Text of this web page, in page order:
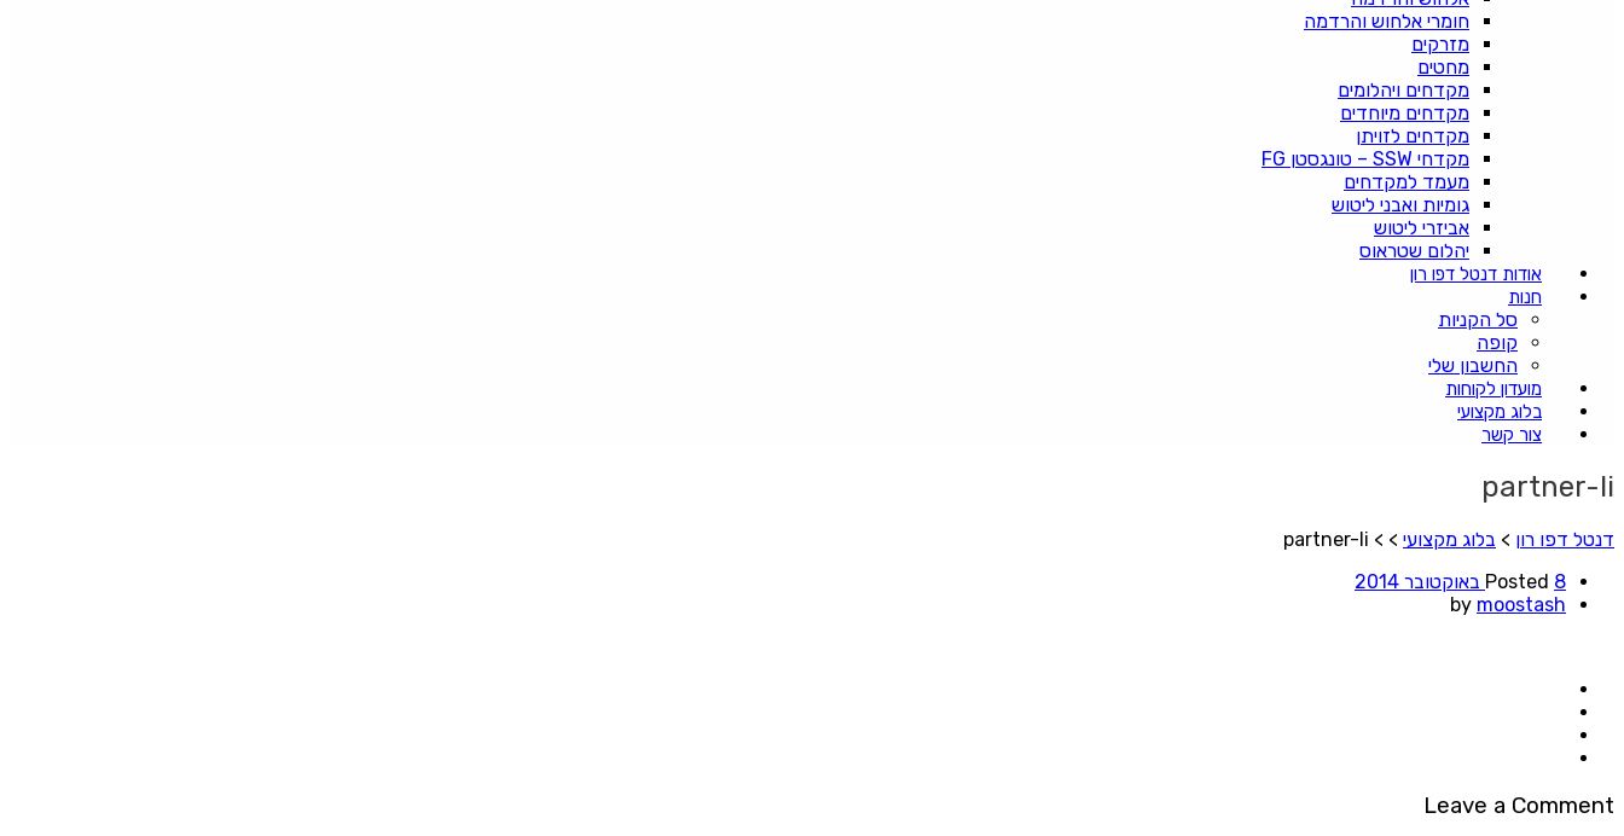
חומרי אלחוש והרדמה
מזרקים
מחטים
מקדחים ויהלומים
מקדחים מיוחדים
מקדחים לזויתן
מקדחי SSW – טונגסטן FG
מעמד למקדחים
גומיות ואבני ליטוש
אביזרי ליטוש
יהלום שטראוס
אודות דנטל דפו רון
חנות
סל הקניות
קופה
החשבון שלי
מועדון לקוחות
בלוג מקצועי
צור קשר
partner-li
דנטל דפו רון > בלוג מקצועי > >
partner-li
Posted 8 באוקטובר 2014
by moostash
Leave a Comment